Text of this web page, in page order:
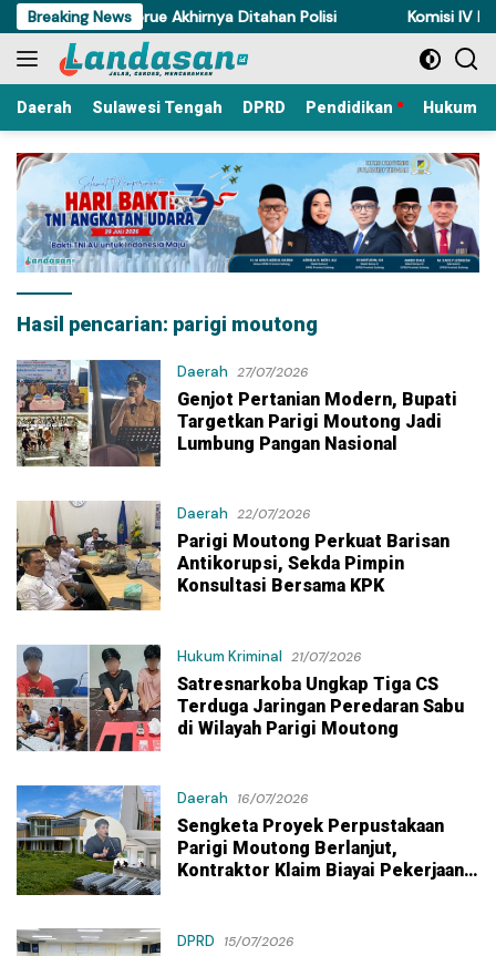
Langsung
ke
konten
Breaking News
Ayam di Torue Akhirnya Ditahan Polisi Komisi IV
Daerah Sulawesi Tengah DPRD Pendidikan Hukum
Hasil pencarian: parigi moutong
Daerah 27/07/2026
Genjot Pertanian Modern, Bupati
Targetkan Parigi Moutong Jadi
Lumbung Pangan Nasional
Daerah 22/07/2026
Parigi Moutong Perkuat Barisan
Antikorupsi, Sekda Pimpin
Konsultasi Bersama KPK
Hukum Kriminal 21/07/2026
Satresnarkoba Ungkap Tiga CS
Terduga Jaringan Peredaran Sabu
di Wilayah Parigi Moutong
Daerah 16/07/2026
Sengketa Proyek Perpustakaan
Parigi Moutong Berlanjut,
Kontraktor Klaim Biayai Pekerjaan
DPRD 15/07/2026